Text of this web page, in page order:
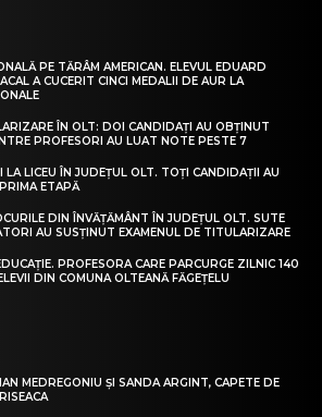
PE TĂRÂM AMERICAN. ELEVUL EDUARD
A CUCERIT CINCI MEDALII DE AUR LA
ÎN OLT: DOI CANDIDAȚI AU OBȚINUT
PROFESORI AU LUAT NOTE PESTE 7
LA LICEU ÎN JUDEȚUL OLT. TOȚI CANDIDAȚII AU
ETAPĂ
DIN ÎNVĂȚĂMÂNT ÎN JUDEȚUL OLT. SUTE
AU SUSȚINUT EXAMENUL DE TITULARIZARE
PROFESORA CARE PARCURGE ZILNIC 140
DIN COMUNA OLTEANĂ FĂGEȚELU
MEDREGONIU ȘI SANDA ARGINT, CAPETE DE